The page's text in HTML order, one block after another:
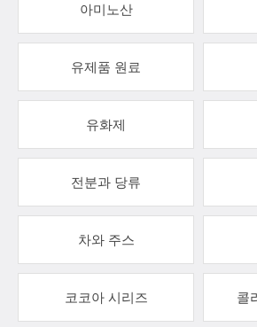
아미노산
유제품 원료
유화제
전분과 당류
차와 주스
코코아 시리즈 콜